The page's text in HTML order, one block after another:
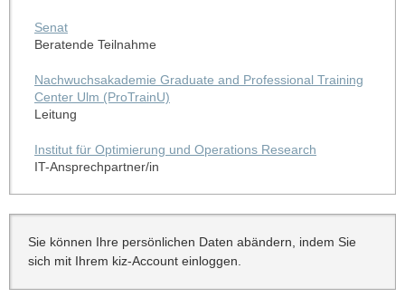
Senat
Beratende Teilnahme
Nachwuchsakademie Graduate and Professional Training
Center Ulm (ProTrainU)
Leitung
Institut für Optimierung und Operations Research
IT-Ansprechpartner/in
Sie können Ihre persönlichen Daten abändern, indem Sie
sich mit Ihrem kiz-Account einloggen.